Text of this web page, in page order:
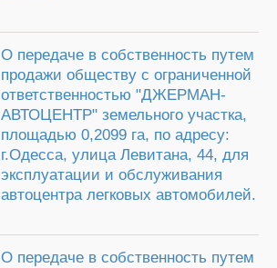
О передаче в собственность путем
продажи обществу с ограниченной
ответственностью "ДЖЕРМАН-
АВТОЦЕНТР" земельного участка,
площадью 0,2099 га, по адресу:
г.Одесса, улица Левитана, 44, для
эксплуатации и обслуживания
автоцентра легковых автомобилей.
О передаче в собственность путем